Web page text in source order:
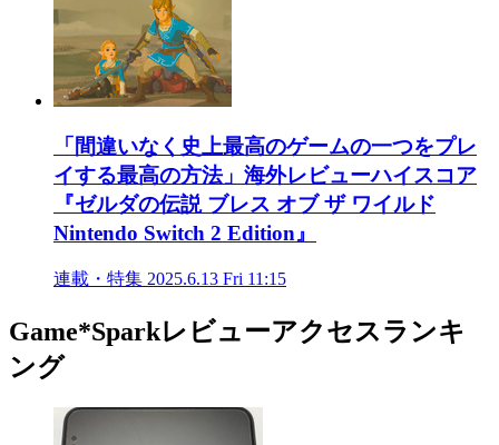
「間違いなく史上最高のゲームの一つをプレ
イする最高の方法」海外レビューハイスコア
『ゼルダの伝説 ブレス オブ ザ ワイルド
Nintendo Switch 2 Edition』
連載・特集 2025.6.13 Fri 11:15
Game*Sparkレビューアクセスランキ
ング